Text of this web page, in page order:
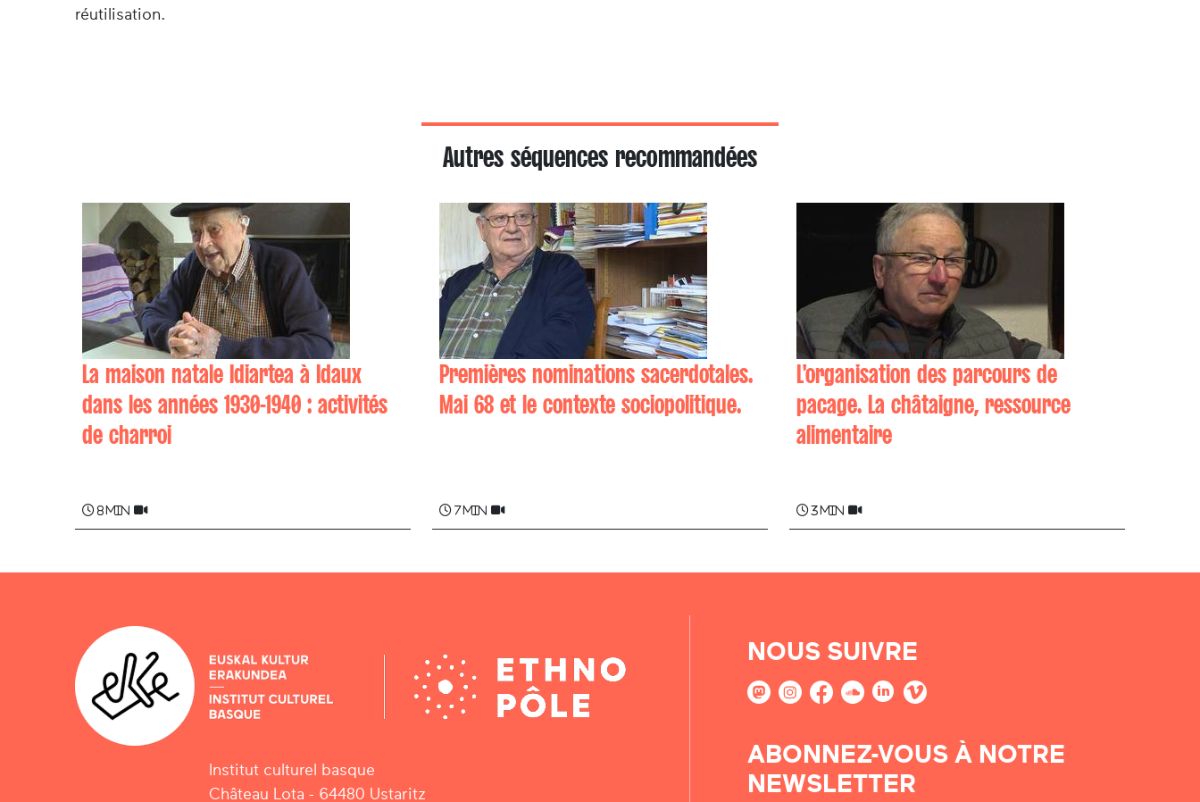
réutilisation.
Autres séquences recommandées
La maison natale Idiartea à Idaux
dans les années 1930-1940 : activités
de charroi
8 min
Premières nominations sacerdotales.
Mai 68 et le contexte sociopolitique.
7 min
L'organisation des parcours de
pacage. La châtaigne, ressource
alimentaire
3 min
Institut culturel basque
Château Lota - 64480 Ustaritz
NOUS SUIVRE
ABONNEZ-VOUS À NOTRE
NEWSLETTER